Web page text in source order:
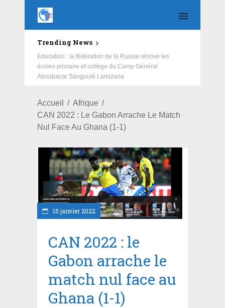
Trending News
Education : la fédération de la Russie rénove les
écoles primaire et collège du Camp Général
Aboubacar Sangoulé Lamizana
Accueil
Afrique
CAN 2022 : Le Gabon Arrache Le Match
Nul Face Au Ghana (1-1)
15 janvier 2022
CAN 2022 : le
Gabon arrache le
match nul face au
Ghana (1-1)